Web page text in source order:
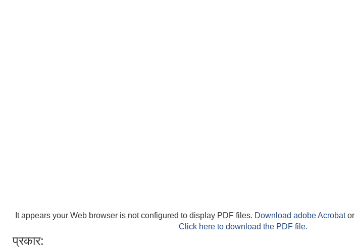
It appears your Web browser is not configured to display PDF files. Download adobe Acrobator
Click here to download the PDF file.
प्रकार: